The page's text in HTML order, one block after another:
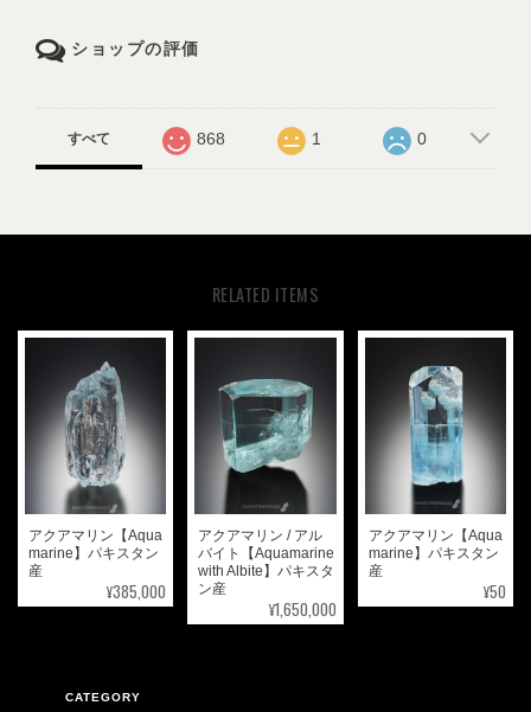
ショップの評価
すべて 868 1 0
RELATED ITEMS
アクアマリン【Aqua
marine】パキスタン
産
¥385,000
アクアマリン / アル
バイト【Aquamarine
with Albite】パキスタ
ン産
¥1,650,000
アクアマリン【Aqua
marine】パキスタン
産
¥50
CATEGORY